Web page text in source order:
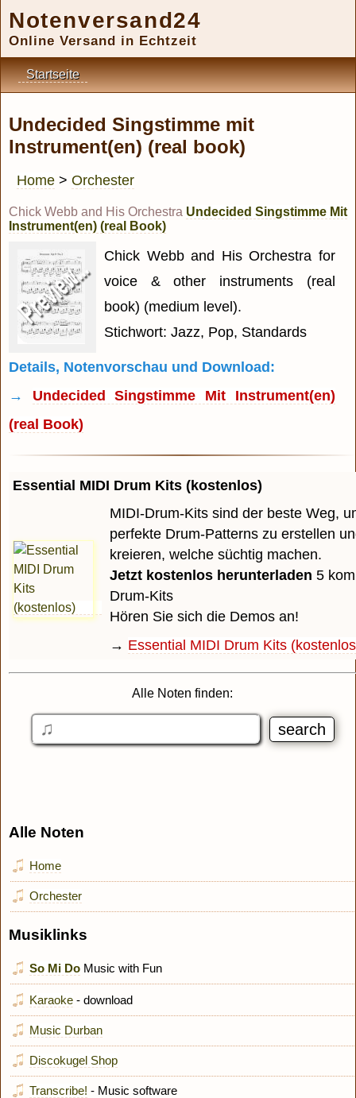
Notenversand24
Online Versand in Echtzeit
Startseite
Undecided Singstimme mit
Instrument(en) (real book)
Home > Orchester
Chick Webb and His Orchestra Undecided Singstimme Mit
Instrument(en) (real Book)
Chick Webb and His Orchestra for
voice & other instruments (real
book) (medium level).
Stichwort: Jazz, Pop, Standards
Details, Notenvorschau und Download:
→ Undecided Singstimme Mit Instrument(en)
(real Book)
Essential MIDI Drum Kits (kostenlos)
MIDI-Drum-Kits sind der beste Weg,
perfekte Drum-Patterns zu erstellen
kreieren, welche süchtig machen.
Jetzt kostenlos herunterladen 5
Drum-Kits
Hören Sie sich die Demos an!
→ Essential MIDI Drum Kits
Alle Noten finden:
Alle Noten
Home
Orchester
Musiklinks
So Mi Do Music with Fun
Karaoke - download
Music Durban
Discokugel Shop
Transcribe! - Music software